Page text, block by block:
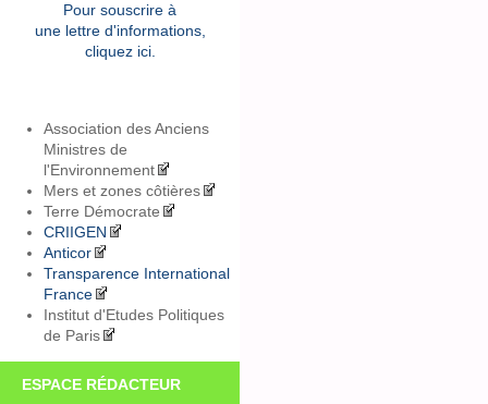
Pour souscrire à
une lettre d'informations,
cliquez ici.
Association des Anciens
Ministres de
l'Environnement
Mers et zones côtières
Terre Démocrate
CRIIGEN
Anticor
Transparence International
France
Institut d'Etudes Politiques
de Paris
ESPACE RÉDACTEUR